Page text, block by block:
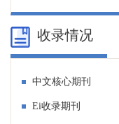
收录情况
中文核心期刊
Ei收录期刊